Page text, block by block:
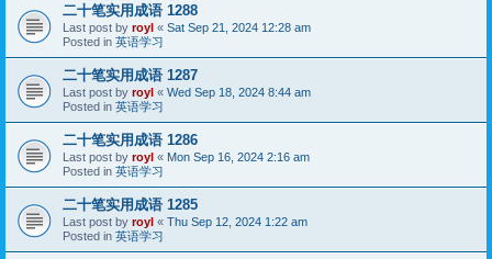
二十笔实用成语 1288
Last post by royl « Sat Sep 21, 2024 12:28 am
Posted in 英语学习
二十笔实用成语 1287
Last post by royl « Wed Sep 18, 2024 8:44 am
Posted in 英语学习
二十笔实用成语 1286
Last post by royl « Mon Sep 16, 2024 2:16 am
Posted in 英语学习
二十笔实用成语 1285
Last post by royl « Thu Sep 12, 2024 1:22 am
Posted in 英语学习